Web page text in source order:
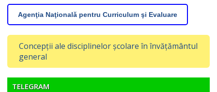
Agenţia Naţională pentru Curriculum şi Evaluare
Concepții ale disciplinelor școlare în învățământul
general
TELEGRAM